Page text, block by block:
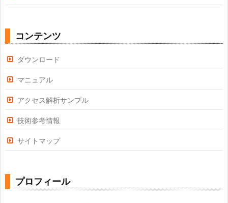
コンテンツ
ダウンロード
マニュアル
アクセス解析サンプル
技術参考情報
サイトマップ
プロフィール